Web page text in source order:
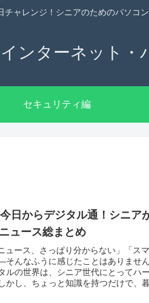
チャレンジ！シニアのためのパソコ
ンターネット・
セキュリティ編
日からデジタル通！シニア
ュース総まとめ
ュース、さっぱり分からない」「ス
んなふうに感じたことはありませ
ルの世界は、シニア世代にとってハ
かし、ちょっと知識を持つだけで、暮